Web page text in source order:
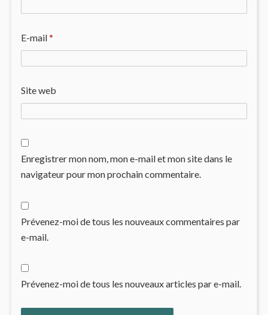
E-mail*
Site web
Enregistrer mon nom, mon e-mail et mon site dans le
navigateur pour mon prochain commentaire.
Prévenez-moi de tous les nouveaux commentaires par
e-mail.
Prévenez-moi de tous les nouveaux articles par e-mail.